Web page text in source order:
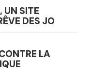
SITE
DES JO
LA